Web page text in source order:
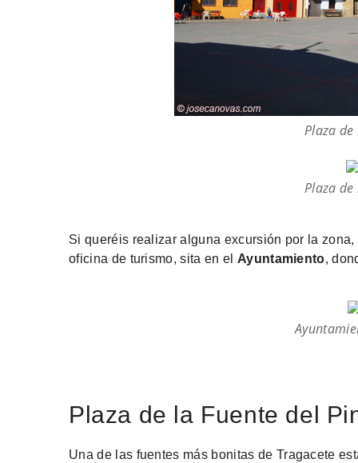
Plaza
Plaza
Si queréis realizar alguna excursión por la
oficina de turismo, sita en el Ayuntamiento,
Plaza de la Fuente del
Una de las fuentes más bonitas de Tragacete